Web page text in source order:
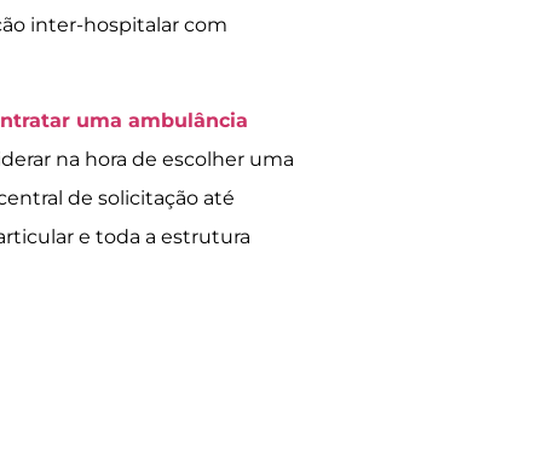
inter-hospitalar com
uma ambulância
na hora de escolher uma
de solicitação até
e toda a estrutura